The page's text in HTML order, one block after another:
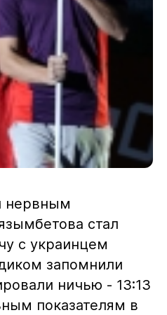
стал
с украинцем
запомнили
ничью - 13:13
показателям в